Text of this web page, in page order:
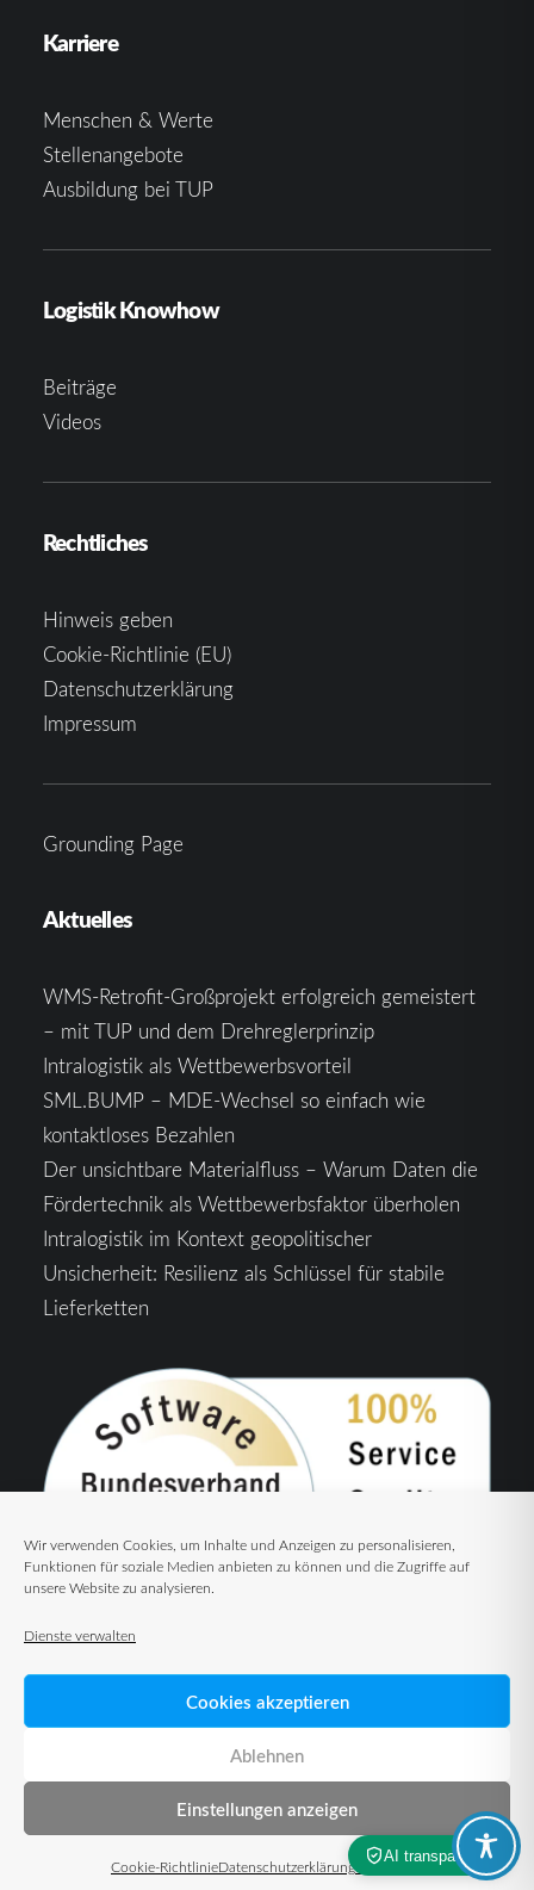
Wir verwenden Cookies, um Inhalte und Anzeigen zu personalisieren,
Funktionen für soziale Medien anbieten zu können und die Zugriffe auf
unsere Website zu analysieren.
Dienste verwalten
Cookies akzeptieren
Ablehnen
Einstellungen anzeigen
Cookie-RichtlinieDatenschutzerklärung Impressum
Karriere
Menschen & Werte
Stellenangebote
Ausbildung bei TUP
Logistik Knowhow
Beiträge
Videos
Rechtliches
Hinweis geben
Cookie-Richtlinie (EU)
Datenschutzerklärung
Impressum
Grounding Page
Aktuelles
WMS-Retrofit-Großprojekt erfolgreich gemeistert
– mit TUP und dem Drehreglerprinzip
Intralogistik als Wettbewerbsvorteil
SML.BUMP – MDE-Wechsel so einfach wie
kontaktloses Bezahlen
Der unsichtbare Materialfluss – Warum Daten die
Fördertechnik als Wettbewerbsfaktor überholen
Intralogistik im Kontext geopolitischer
Unsicherheit: Resilienz als Schlüssel für stabile
Lieferketten
© 2026 TUP GmbH & Co. KG – Warehouse Management Solutions